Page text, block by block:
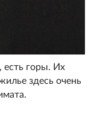
есть горы. Их
здесь очень